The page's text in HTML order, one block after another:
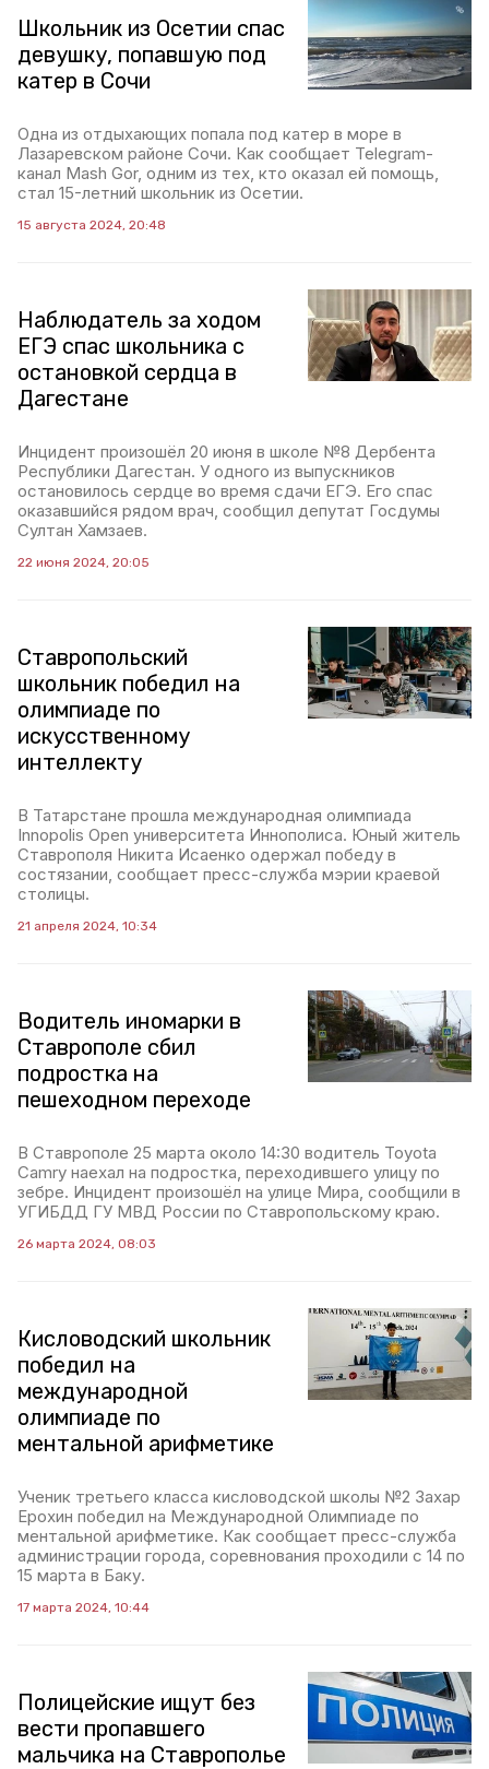
Школьник из Осетии спас
девушку, попавшую под
катер в Сочи
Одна из отдыхающих попала под катер в море в
Лазаревском районе Сочи. Как сообщает Telegram-
канал Mash Gor, одним из тех, кто оказал ей помощь,
стал 15-летний школьник из Осетии.
15 августа 2024, 20:48
Наблюдатель за ходом
ЕГЭ спас школьника с
остановкой сердца в
Дагестане
Инцидент произошёл 20 июня в школе №8 Дербента
Республики Дагестан. У одного из выпускников
остановилось сердце во время сдачи ЕГЭ. Его спас
оказавшийся рядом врач, сообщил депутат Госдумы
Султан Хамзаев.
22 июня 2024, 20:05
Ставропольский
школьник победил на
олимпиаде по
искусственному
интеллекту
В Татарстане прошла международная олимпиада
Innopolis Open университета Иннополиса. Юный житель
Ставрополя Никита Исаенко одержал победу в
состязании, сообщает пресс-служба мэрии краевой
столицы.
21 апреля 2024, 10:34
Водитель иномарки в
Ставрополе сбил
подростка на
пешеходном переходе
В Ставрополе 25 марта около 14:30 водитель Toyota
Camry наехал на подростка, переходившего улицу по
зебре. Инцидент произошёл на улице Мира, сообщили в
УГИБДД ГУ МВД России по Ставропольскому краю.
26 марта 2024, 08:03
Кисловодский школьник
победил на
международной
олимпиаде по
ментальной арифметике
Ученик третьего класса кисловодской школы №2 Захар
Ерохин победил на Международной Олимпиаде по
ментальной арифметике. Как сообщает пресс-служба
администрации города, соревнования проходили с 14 по
15 марта в Баку.
17 марта 2024, 10:44
Полицейские ищут без
вести пропавшего
мальчика на Ставрополье